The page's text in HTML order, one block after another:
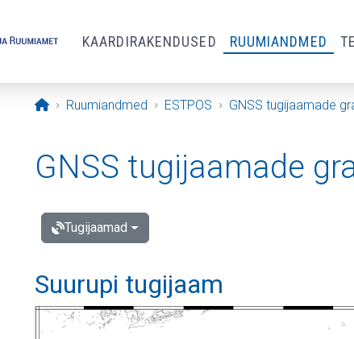
KAARDIRAKENDUSED RUUMIANDMED
Avaleht
Ruumiandmed ESTPOS GNSS tugijaamade
GNSS tugijaamade
Tugijaamad
Suurupi tugijaam